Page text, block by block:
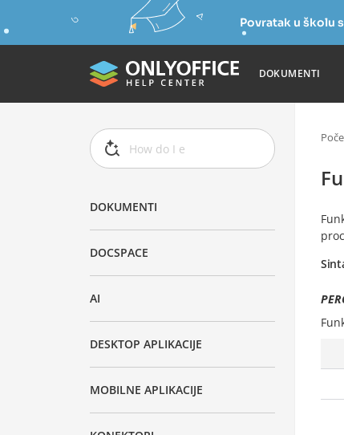
Povratak u školu
DOKUMENTI
DOKUMENTI
DOCSPACE
AI
DESKTOP APLIKACIJE
MOBILNE APLIKACIJE